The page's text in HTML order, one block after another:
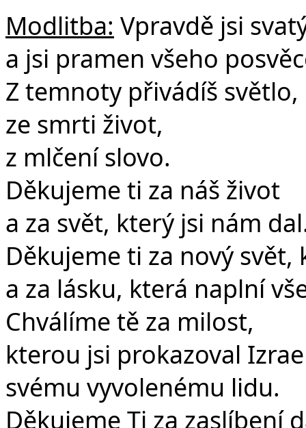
Modlitba: Vpravdě jsi
a jsi pramen všeho
Z temnoty přivádíš světlo,
ze smrti život,
z mlčení slovo.
Děkujeme ti za náš život
a za svět, který jsi nám
Děkujeme ti za nový
a za lásku, která naplní
Chválíme tě za milost,
kterou jsi prokazoval
svému vyvolenému lidu.
Děkujeme Ti za zaslíbení